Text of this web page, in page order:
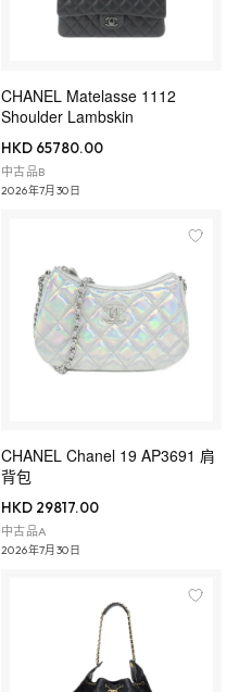
CHANEL Matelasse 1112
Shoulder Lambskin
HKD 65780.00
中古品B
2026年7月30日
CHANEL Chanel 19 AP3691 肩
背包
HKD 29817.00
中古品A
2026年7月30日